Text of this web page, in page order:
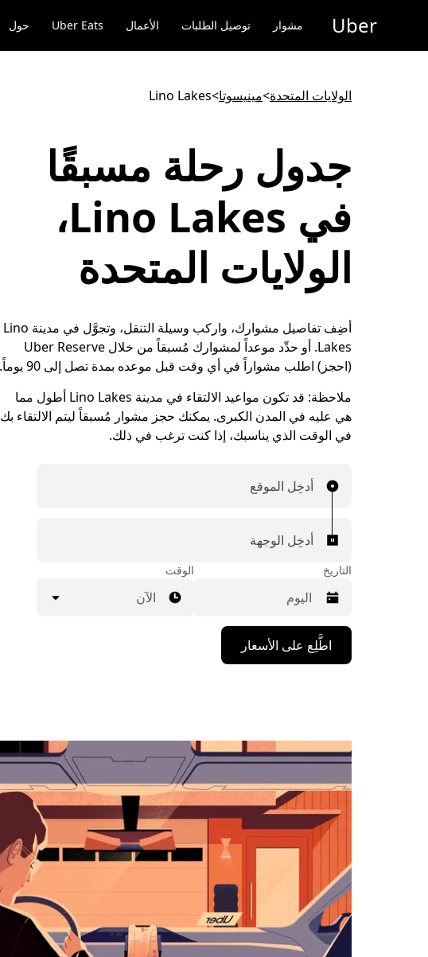
المحتوى
Uber مشوار توصيل الطلبات الأعمال Uber Eats حول
الولايات المتحدة>مينيسوتا>
Lino Lakes
جدول رحلة مسبقًا
في Lino Lakes،
الولايات المتحدة
أضِف تفاصيل مشوارك، واركب وسيلة التنقل، وتجوَّل في مدينة Lino
Lakes. أو حدِّد موعداً لمشوارك مُسبقاً من خلال Uber Reserve
(احجز) اطلب مشواراً في أي وقت قبل موعده بمدة تصل إلى 90 يوماً.
ملاحظة:
قد تكون مواعيد الالتقاء في مدينة Lino Lakes أطول مما
هي عليه في المدن الكبرى. يمكنك حجز مشوار مُسبقاً ليتم الالتقاء بك
في الوقت الذي يناسبك، إذا كنت ترغب في ذلك.
أدخِل الموقع
أدخِل الوجهة
التاريخ
اضغط
على
مفتاح
التقويم
واختيار
اضغط
زر
الخروج
التقويم.
الوقت
الآن
اطَّلِع على الأسعار